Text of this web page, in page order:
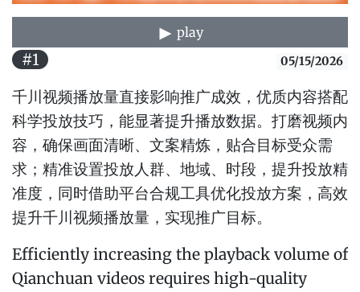
play
#1 05/15/2026
千川视频播放量直接影响推广成效，优质内容搭配
科学投放技巧，能显著提升播放数据。打磨视频内
容，确保画面清晰、文案精炼，贴合目标受众需
求；精准设置投放人群、地域、时段，提升投放精
准度，同时借助平台合规工具优化投放方案，高效
提升千川视频播放量，实现推广目标。
Efficiently increasing the playback volume of
Qianchuan videos requires high-quality